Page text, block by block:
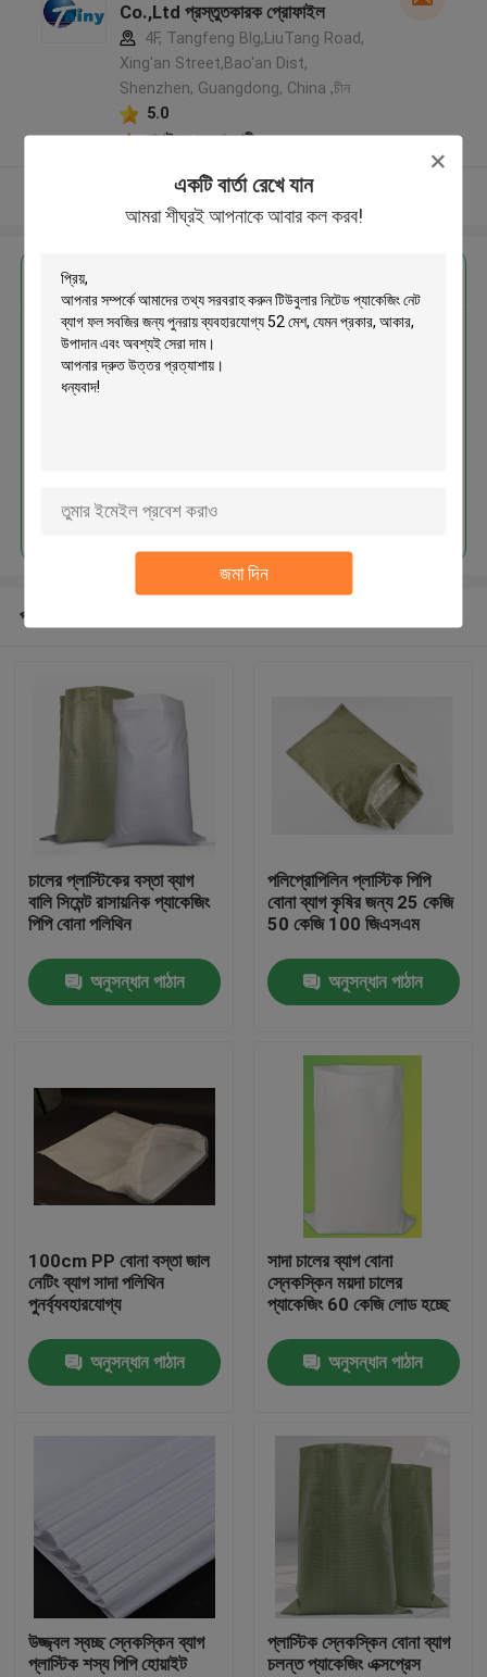
একটি বার্তা রেখে যান
আমরা শীঘ্রই আপনাকে আবার কল করব!
জমা দিন
পণ্য
আমাদের সম্পর্কে
কারখানা ভ্রমণ
মান নিয়ন্ত্রণ
যোগাযোগ করুন
নমনীয় পিভিসি টিউবিং
তাপ সঙ্কুচিত নল
ঢেউখেলান নমনীয় টিউবিং
Co.,Ltd প্রস্তুতকারক প্রোফাইল
4F, Tangfeng Blg,LiuTang Road,
Xing'an Street,Bao'an Dist,
Shenzhen, Guangdong, China ,চীন
5.0
যাচাইকৃত সরবরাহকারী
আরো দেখুন
টিউবুলার নিটেড প্যাকেজিং নেট ব্যাগ ফল সবজির
জন্য পুনরায় ব্যবহারযোগ্য 52 মেশ
চালিয়ে
প্রস্তাবিত পণ্য
চালের প্লাস্টিকের বস্তা ব্যাগ
বালি সিমেন্ট রাসায়নিক প্যাকেজিং
পিপি বোনা পলিথিন
অনুসন্ধান পাঠান
পলিপ্রোপিলিন প্লাস্টিক পিপি
বোনা ব্যাগ কৃষির জন্য 25 কেজি
50 কেজি 100 জিএসএম
অনুসন্ধান পাঠান
100cm PP বোনা বস্তা জাল
নেটিং ব্যাগ সাদা পলিথিন
পুনর্ব্যবহারযোগ্য
অনুসন্ধান পাঠান
সাদা চালের ব্যাগ বোনা
স্নেকস্কিন ময়দা চালের
প্যাকেজিং 60 কেজি লোড হচ্ছে
অনুসন্ধান পাঠান
উজ্জ্বল স্বচ্ছ স্নেকস্কিন ব্যাগ
প্লাস্টিক শস্য পিপি হোয়াইট
প্লাস্টিক স্নেকস্কিন বোনা ব্যাগ
চলন্ত প্যাকেজিং এক্সপ্রেস